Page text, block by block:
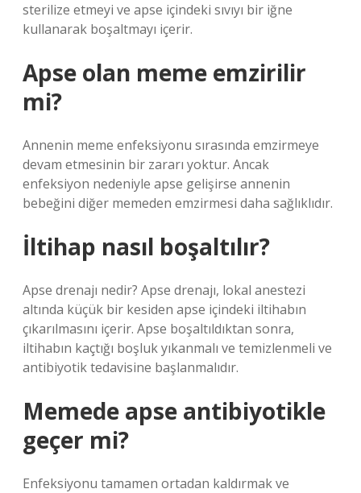
sterilize etmeyi ve apse içindeki sıvıyı bir iğne
kullanarak boşaltmayı içerir.
Apse olan meme emzirilir
mi?
Annenin meme enfeksiyonu sırasında emzirmeye
devam etmesinin bir zararı yoktur. Ancak
enfeksiyon nedeniyle apse gelişirse annenin
bebeğini diğer memeden emzirmesi daha sağlıklıdır.
İltihap nasıl boşaltılır?
Apse drenajı nedir? Apse drenajı, lokal anestezi
altında küçük bir kesiden apse içindeki iltihabın
çıkarılmasını içerir. Apse boşaltıldıktan sonra,
iltihabın kaçtığı boşluk yıkanmalı ve temizlenmeli ve
antibiyotik tedavisine başlanmalıdır.
Memede apse antibiyotikle
geçer mi?
Enfeksiyonu tamamen ortadan kaldırmak ve